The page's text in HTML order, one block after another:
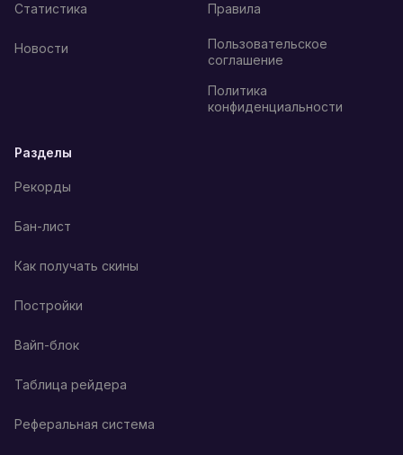
Статистика
Новости
Правила
Пользовательское
соглашение
Политика
конфиденциальности
Разделы
Рекорды
Бан-лист
Как получать скины
Постройки
Вайп-блок
Таблица рейдера
Реферальная система